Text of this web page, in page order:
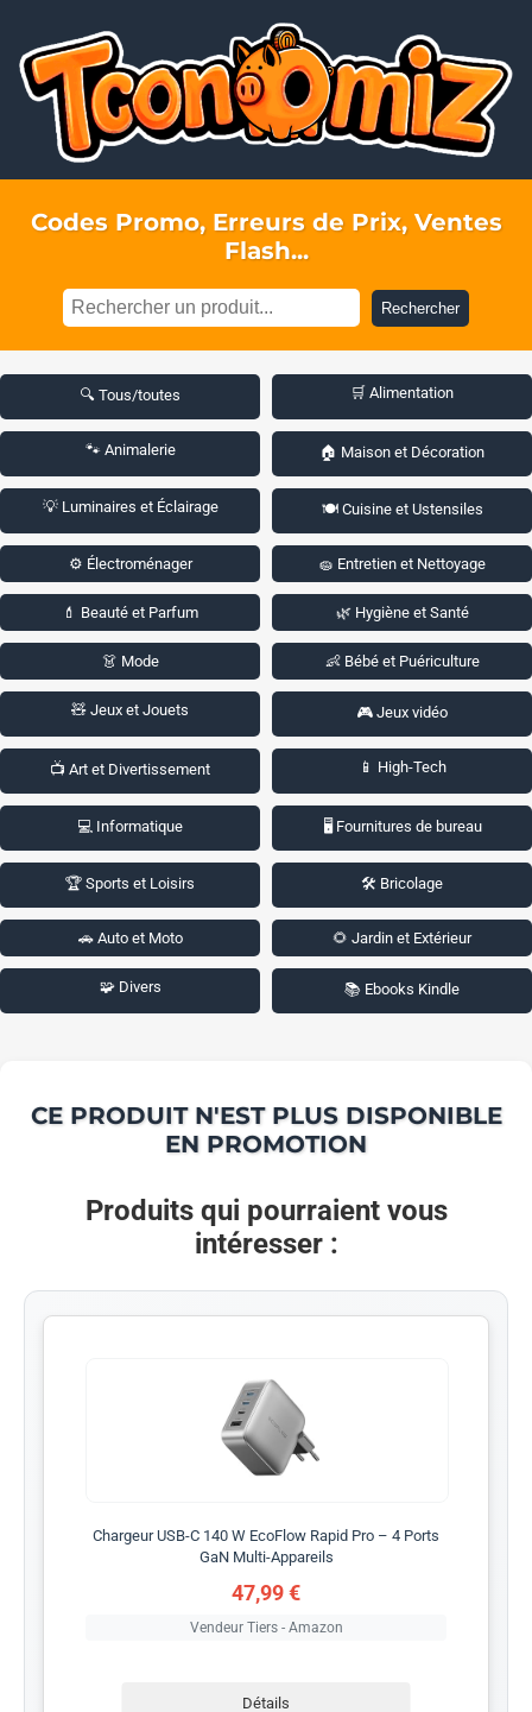
Codes Promo, Erreurs de Prix, Ventes
Flash...
Rechercher
🔍 Tous/toutes 🛒 Alimentation
🐾 Animalerie 🏠 Maison et Décoration
💡 Luminaires et Éclairage 🍽️ Cuisine et Ustensiles
⚙️ Électroménager 🧽 Entretien et Nettoyage
💄 Beauté et Parfum 🌿 Hygiène et Santé
👗 Mode 👶 Bébé et Puériculture
🧸 Jeux et Jouets 🎮 Jeux vidéo
📺 Art et Divertissement 📱 High-Tech
💻 Informatique 🖥️ Fournitures de bureau
🏆 Sports et Loisirs 🛠️ Bricolage
🚗 Auto et Moto 🌻 Jardin et Extérieur
🧩 Divers 📚 Ebooks Kindle
CE PRODUIT N'EST PLUS DISPONIBLE
EN PROMOTION
Produits qui pourraient vous
intéresser :
Chargeur USB-C 140 W EcoFlow Rapid Pro – 4 Ports
GaN Multi-Appareils
47,99 €
Vendeur Tiers - Amazon
Détails